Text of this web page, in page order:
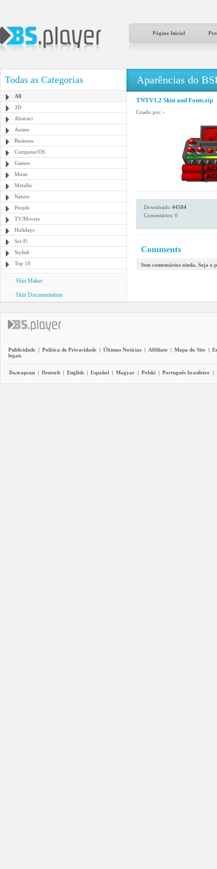
Página Inicial
Todas as Categorias
All
3D
Abstract
Anime
Business
Computer/OS
Games
Music
Metallic
Nature
People
TV/Movies
Holidays
Sci-Fi
Stylish
Top 10
Skin Maker
Skin Documentation
Aparências do
TNTV1.2 Skin and Fonts.zip
Criado por: -
Downloads: 44584
Comentários: 0
Comments
Sem comentários ainda. Seja o
Publicidade | Política de Privacidade | Últimas Notícias | Affiliate | Mapa do Site |
legais
Български | Deutsch | English | Español | Magyar | Polski | Português brasileiro |